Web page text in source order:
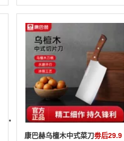
康巴赫乌檀木中式菜刀劵后29.9